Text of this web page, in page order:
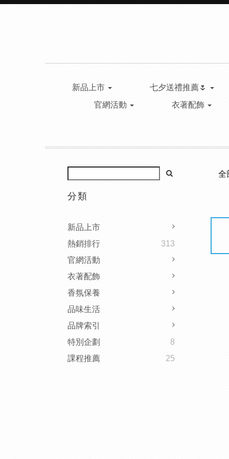
新品上市
七夕送禮推薦🌷
官網活動
衣著配飾
分類
新品上市
熱銷排行
313
官網活動
衣著配飾
香氛保養
品味生活
品牌索引
特別企劃
8
課程推薦
25
全